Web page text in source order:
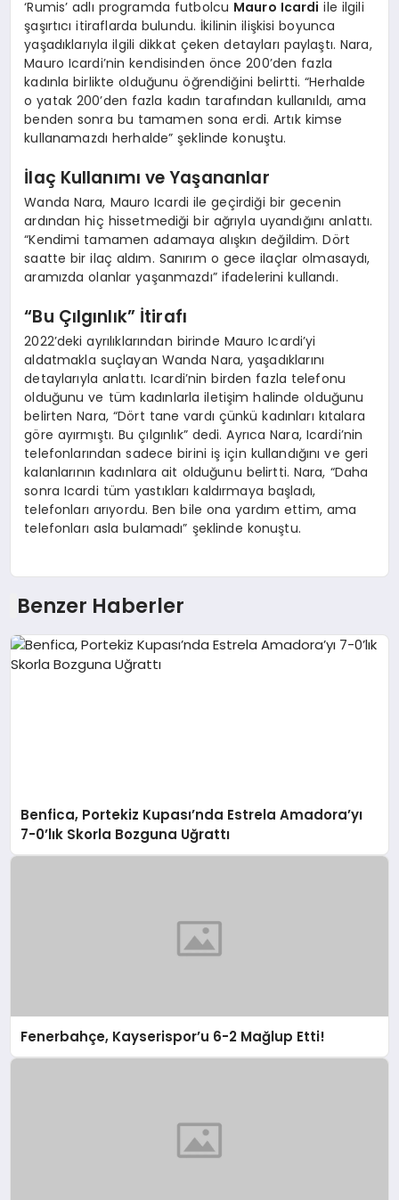
‘Rumis’ adlı programda futbolcu Mauro Icardi ile ilgili
şaşırtıcı itiraflarda bulundu. İkilinin ilişkisi boyunca
yaşadıklarıyla ilgili dikkat çeken detayları paylaştı. Nara,
Mauro Icardi’nin kendisinden önce 200’den fazla
kadınla birlikte olduğunu öğrendiğini belirtti. “Herhalde
o yatak 200’den fazla kadın tarafından kullanıldı, ama
benden sonra bu tamamen sona erdi. Artık kimse
kullanamazdı herhalde” şeklinde konuştu.
İlaç Kullanımı ve Yaşananlar
Wanda Nara, Mauro Icardi ile geçirdiği bir gecenin
ardından hiç hissetmediği bir ağrıyla uyandığını anlattı.
“Kendimi tamamen adamaya alışkın değildim. Dört
saatte bir ilaç aldım. Sanırım o gece ilaçlar olmasaydı,
aramızda olanlar yaşanmazdı” ifadelerini kullandı.
“Bu Çılgınlık” İtirafı
2022’deki ayrılıklarından birinde Mauro Icardi’yi
aldatmakla suçlayan Wanda Nara, yaşadıklarını
detaylarıyla anlattı. Icardi’nin birden fazla telefonu
olduğunu ve tüm kadınlarla iletişim halinde olduğunu
belirten Nara, “Dört tane vardı çünkü kadınları kıtalara
göre ayırmıştı. Bu çılgınlık” dedi. Ayrıca Nara, Icardi’nin
telefonlarından sadece birini iş için kullandığını ve geri
kalanlarının kadınlara ait olduğunu belirtti. Nara, “Daha
sonra Icardi tüm yastıkları kaldırmaya başladı,
telefonları arıyordu. Ben bile ona yardım ettim, ama
telefonları asla bulamadı” şeklinde konuştu.
Benzer Haberler
Benfica, Portekiz Kupası’nda Estrela Amadora’yı
7-0’lık Skorla Bozguna Uğrattı
Fenerbahçe, Kayserispor’u 6-2 Mağlup Etti!